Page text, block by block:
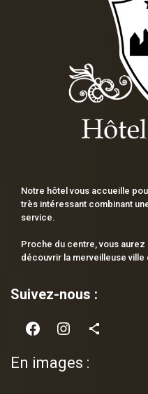
Notre hôtel vous accueille
très intéressant combinant
service.
Proche du centre, vous
découvrir la merveilleuse ville
Suivez-nous :
Facebook Instagram Share Icon
En images :